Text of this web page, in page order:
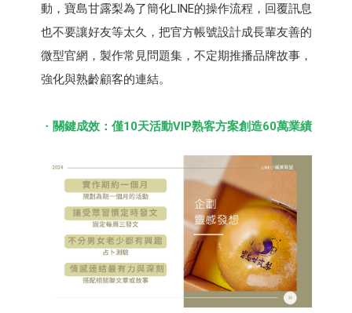
動，寶島⽢露梨為了簡化LINE的操作流程，回覆訊息
也不要讓好友等太久，把官方帳號設計成長輩友善的
微型官網，製作常見問題集，不定期推播品牌故事，
強化與熟齡顧客的連結。
關鍵成效：僅10天活動VIP熟客方案創造60萬業績